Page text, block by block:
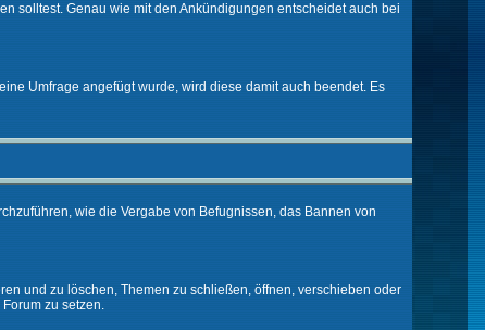
solltest. Genau wie mit den Ankündigungen entscheidet auch bei
Umfrage angefügt wurde, wird diese damit auch beendet. Es
wie die Vergabe von Befugnissen, das Bannen von
und zu löschen, Themen zu schließen, öffnen, verschieben oder
zu setzen.